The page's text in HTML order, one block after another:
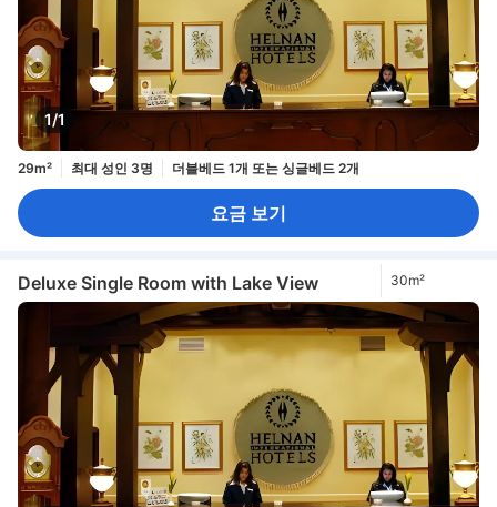
1/1
29m² 최대 성인 3명 더블베드 1개 또는 싱글베드 2개
요금 보기
Deluxe Single Room with Lake View 30m²